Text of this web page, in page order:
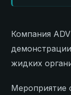
Компания
жидких
Мероприятие